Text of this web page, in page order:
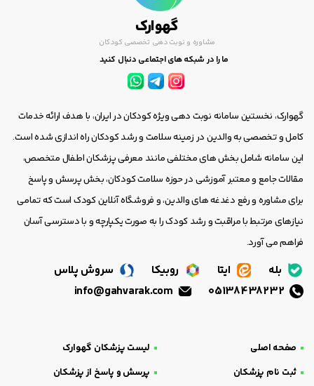
گهوارک
مشاوره و نوبت دهی تخصصی کودکان
ما را در شبکه های اجتماعی دنبال کنید
گهوارک، نخستین سامانه نوبت دهی ویژه کودکان در ایران، با هدف ارائه خدمات
کامل و تخصصی به والدین در زمینه سلامت و رشد کودکان راه اندازی شده است.
این سامانه شامل بخش های مختلفی مانند معرفی پزشکان اطفال متخصص،
مقالات جامع و معتبر آموزشی در حوزه سلامت کودکان، بخش پرسش و پاسخ
برای مشاوره و رفع دغدغه های والدین، و فروشگاه آنلاین کودک است که تمامی
نیازهای مرتبط با مراقبت و رشد کودک را به صورت یکپارچه و با دسترسی آسان
فراهم می آورد.
بله ایتا روبیکا
سروش پلاس
صفحه اصلی
لیست پزشکان گهوارک
ثبت نام پزشکان
پرسش و پاسخ از پزشکان